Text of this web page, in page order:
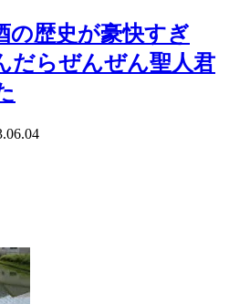
の歴史が豪快すぎ
だらぜんぜん聖人君